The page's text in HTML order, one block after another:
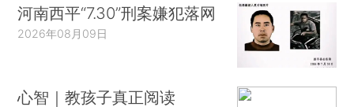
河南西平“7.30”刑案嫌犯落网
2026年08月09日
心智｜教孩子真正阅读